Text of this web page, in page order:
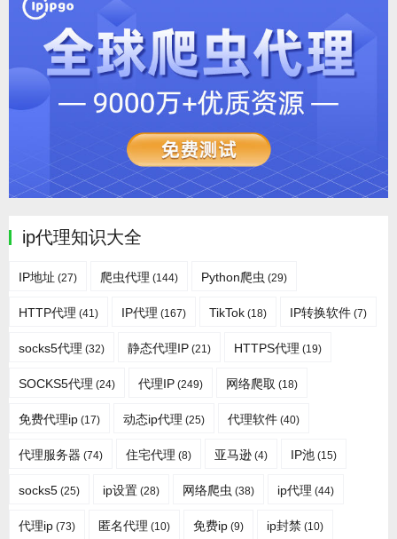
ip代理知识大全
IP地址 (27) 爬虫代理 (144) Python爬虫 (29)
HTTP代理 (41) IP代理 (167) TikTok (18) IP转换软件 (7)
socks5代理 (32) 静态代理IP (21) HTTPS代理 (19)
SOCKS5代理 (24) 代理IP (249) 网络爬取 (18)
免费代理ip (17) 动态ip代理 (25) 代理软件 (40)
代理服务器 (74) 住宅代理 (8) 亚马逊 (4) IP池 (15)
socks5 (25) ip设置 (28) 网络爬虫 (38) ip代理 (44)
代理ip (73) 匿名代理 (10) 免费ip (9) ip封禁 (10)